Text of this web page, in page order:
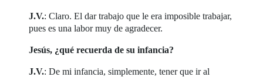
J.V.: Claro. El dar trabajo que le era imposible trabajar,
pues es una labor muy de agradecer.
Jesús, ¿qué recuerda de su infancia?
J.V.: De mi infancia, simplemente, tener que ir al